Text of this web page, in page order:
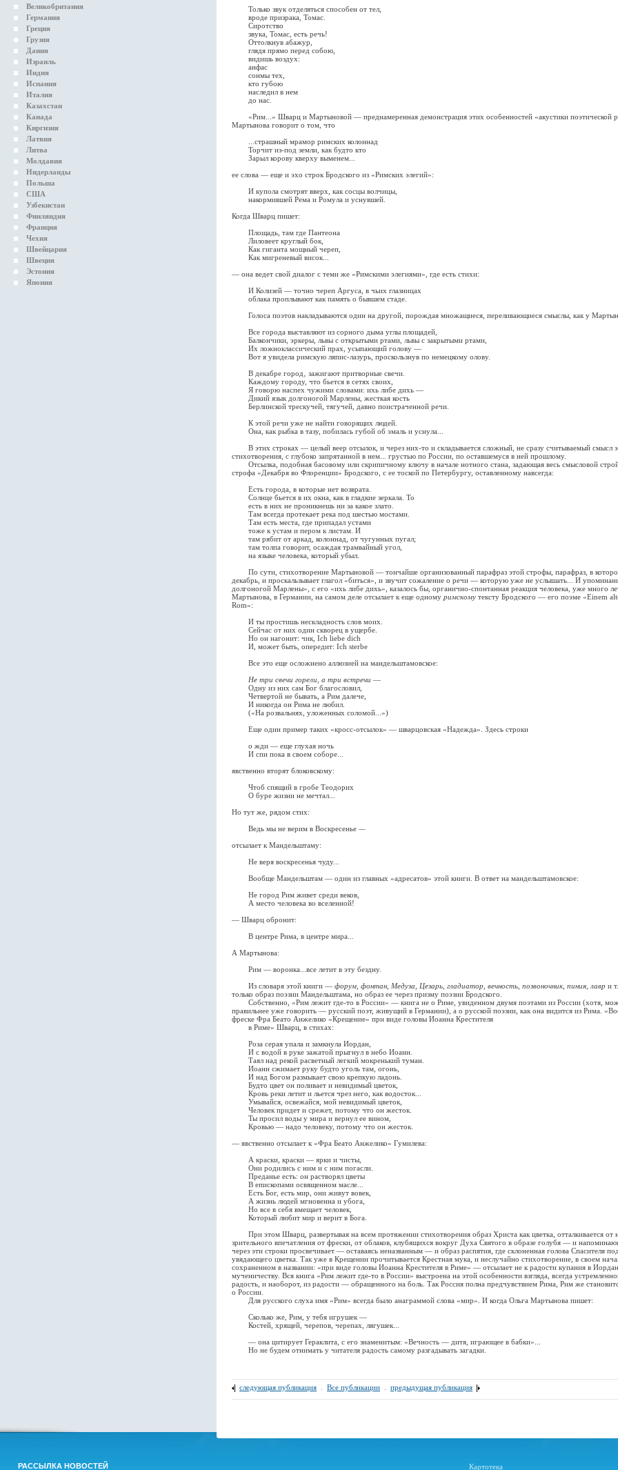
Великобритания
Германия
Греция
Грузия
Дания
Израиль
Индия
Испания
Италия
Казахстан
Канада
Киргизия
Латвия
Литва
Молдавия
Нидерланды
Польша
США
Узбекистан
Финляндия
Франция
Чехия
Швейцария
Швеция
Эстония
Япония
Только звук отделяться способен от тел,
вроде призрака, Томас.
Сиротство
звука, Томас, есть речь!
Оттолкнув абажур,
глядя прямо перед собою,
видишь воздух:
анфас
сонмы тех,
кто губою
наследил в нем
до нас.
«Рим...» Шварц и Мартыновой — преднамеренная демонстрация этих особенностей «акустики поэтической
Мартынова говорит о том, что
...страшный мрамор римских колоннад
Торчит из-под земли, как будто кто
Зарыл корову кверху выменем...
ее слова — еще и эхо строк Бродского из «Римских элегий»:
И купола смотрят вверх, как сосцы волчицы,
накормившей Рема и Ромула и уснувшей.
Когда Шварц пишет:
Площадь, там где Пантеона
Лиловеет круглый бок,
Как гиганта мощный череп,
Как мигреневый висок...
— она ведет свой диалог с теми же «Римскими элегиями», где есть стихи:
И Колизей — точно череп Аргуса, в чьих глазницах
облака проплывают как память о бывшем стаде.
Голоса поэтов накладываются один на другой, порождая множащиеся, переливающиеся смыслы, как у
Все города выставляют из сорного дыма углы площадей,
Балкончики, эркеры, львы с открытыми ртами, львы с закрытыми ртами,
Их ложноклассический прах, усыпающий голову —
Вот я увидела римскую ляпис-лазурь, проскользнув по немецкому олову.
В декабре город‚ зажигают притворные свечи.
Каждому городу, что бьется в сетях своих,
Я говорю наспех чужими словами: ихь либе дихь —
Дикий язык долгоногой Марлены, жесткая кость
Берлинской трескучей, тягучей, давно поистраченной речи.
К этой речи уже не найти говорящих людей.
Она, как рыбка в тазу, побилась губой об эмаль и уснула...
В этих строках — целый веер отсылок, и через них-то и складывается сложный, не сразу считываемый смысл
стихотворения, с глубоко запрятанной в нем... грустью по России, по оставшемуся в ней прошлому.
Отсылка, подобная басовому или скрипичному ключу в начале нотного стана, задающая весь смысловой
строфа «Декабря во Флоренции» Бродского, с ее тоской по Петербургу, оставленному навсегда:
Есть города, в которые нет возврата.
Солнце бьется в их окна, как в гладкие зеркала. То
есть в них не проникнешь ни за какое злато.
Там всегда протекает река под шестью мостами.
Там есть места, где припадал устами
тоже к устам и пером к листам. И
там рябит от аркад, колоннад, от чугунных пугал;
там толпа говорит, осаждая трамвайный угол,
на языке человека, который убыл.
По сути, стихотворение Мартыновой — тончайше организованный парафраз этой строфы, парафраз, в
декабрь, и проскальзывает глагол «биться», и звучит сожаление о речи — которую уже не услышать... И
долгоногой Марлены», с его «ихь либе дихь», казалось бы, органично-спонтанная реакция человека, уже много
Мартынова, в Германии, на самом деле отсылает к еще одному римскому тексту Бродского — его поэме «Einem
Rom»:
И ты простишь нескладность слов моих.
Сейчас от них один скворец в ущербе.
Но он нагонит: чик, Ich liebe dich
И, может быть, опередит: Ich sterbe
Все это еще осложнено аллюзией на мандельштамовское:
Не три свечи горели, а три встречи —
Одну из них сам Бог благословил,
Четвертой не бывать, а Рим далече,
И никогда он Рима не любил.
(«На розвальнях, уложенных соломой...»)
Еще один пример таких «кросс-отсылок» — шварцовская «Надежда». Здесь строки
о жди — еще глухая ночь
И спи пока в своем соборе...
явственно вторят блоковскому:
Чтоб спящий в гробе Теодорих
О буре жизни не мечтал...
Но тут же, рядом стих:
Ведь мы не верим в Воскресенье —
отсылает к Мандельштаму:
Не веря воскресенья чуду...
Вообще Мандельштам — один из главных «адресатов» этой книги. В ответ на мандельштамовское:
Не город Рим живет среди веков,
А место человека во вселенной!
— Шварц обронит:
В центре Рима, в центре мира...
А Мартынова:
Рим — воронка...все летит в эту бездну.
Из словаря этой книги — форум, фонтан, Медуза, Цезарь, гладиатор, вечность, позвоночник, пиния, лавр и
только образ поэзии Мандельштама, но образ ее через призму поэзии Бродского.
Собственно, «Рим лежит где-то в России» — книга не о Риме, увиденном двумя поэтами из России (хотя,
правильнее уже говорить — русский поэт, живущий в Германии), а о русской поэзии, как она видится из Рима.
фреске Фра Беато Анжелико «Крещение» при виде головы Иоанна Крестителя
в Риме» Шварц, в стихах:
Роза серая упала и замкнула Иордан,
И с водой в руке зажатой прыгнул в небо Иоанн.
Таял над рекой расветный легкий мокренький туман.
Иоанн сжимает руку будто уголь там, огонь,
И над Богом размыкает свою крепкую ладонь.
Будто цвет он поливает и невидимый цветок,
Кровь реки летит и льется чрез него, как водосток...
Умывайся, освежайся, мой невидимый цветок,
Человек придет и срежет, потому что он жесток.
Ты просил воды у мира и вернул ее вином,
Кровью — надо человеку, потому что он жесток.
— явственно отсылает к «Фра Беато Анжелико» Гумилева:
А краски, краски — ярки и чисты,
Они родились с ним и с ним погасли.
Преданье есть: он растворял цветы
В епископами освященном масле...
Есть Бог, есть мир, они живут вовек,
А жизнь людей мгновенна и убога,
Но все в себя вмещает человек,
Который любит мир и верит в Бога.
При этом Шварц, развертывая на всем протяжении стихотворения образ Христа как цветка, отталкивается от
зрительного впечатления от фрески, от облаков, клубящихся вокруг Духа Святого в образе голубя — и
через эти строки просвечивает — оставаясь неназванным — и образ распятия, где склоненная голова Спасителя
увядающего цветка. Так уже в Крещении прочитывается Крестная мука, и неслучайно стихотворение, в своем
сохраненном в названии: «при виде головы Иоанна Крестителя в Риме» — отсылает не к радости купания в
мученичеству. Вся книга «Рим лежит где-то в России» выстроена на этой особенности взгляда, всегда
радость, и наоборот, из радости — обращенного на боль. Так Россия полна предчувствием Рима, Рим же
о России.
Для русского слуха имя «Рим» всегда было анаграммой слова «мир». И когда Ольга Мартынова пишет:
Сколько же, Рим, у тебя игрушек —
Костей, хрящей, черепов, черепах, лягушек...
— она цитирует Гераклита, с его знаменитым: «Вечность — дитя, играющее в бабки»...
Но не будем отнимать у читателя радость самому разгадывать загадки.
следующая публикация Все публикации предыдущая публикация
РАССЫЛКА НОВОСТЕЙ
Картотека